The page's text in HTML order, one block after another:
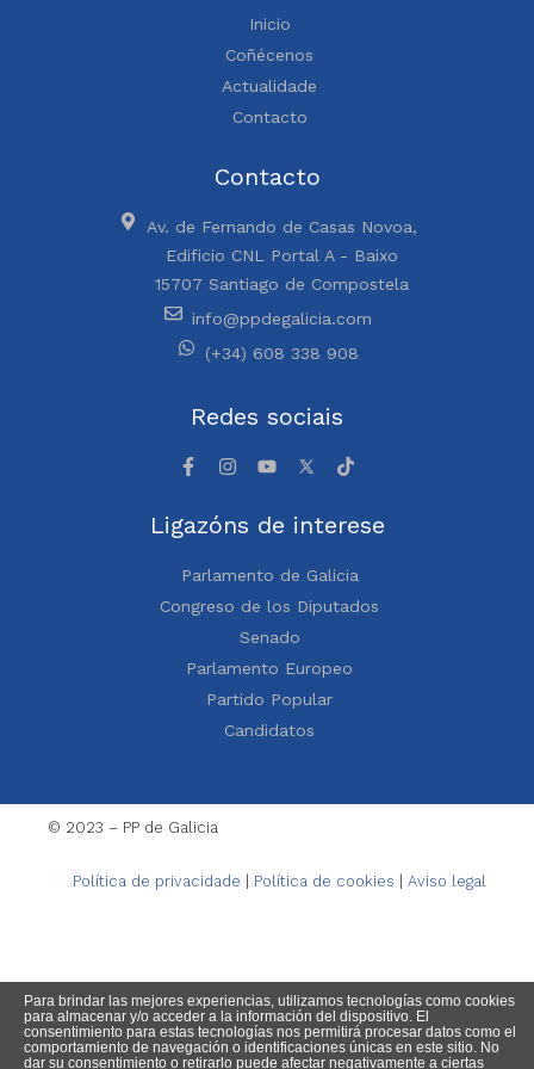
Inicio
Coñécenos
Actualidade
Contacto
Contacto
Av. de Fernando de Casas Novoa,
Edificio CNL Portal A - Baixo
15707 Santiago de Compostela
info@ppdegalicia.com
(+34) 608 338 908
Redes sociais
Ligazóns de interese
Parlamento de Galicia
Congreso de los Diputados
Senado
Parlamento Europeo
Partido Popular
Candidatos
© 2023 – PP de Galicia
Política de privacidade Política de cookies Aviso legal
Para brindar las mejores experiencias, utilizamos tecnologías como cookies
para almacenar y/o acceder a la información del dispositivo. El
consentimiento para estas tecnologías nos permitirá procesar datos como el
comportamiento de navegación o identificaciones únicas en este sitio. No
dar su consentimiento o retirarlo puede afectar negativamente a ciertas